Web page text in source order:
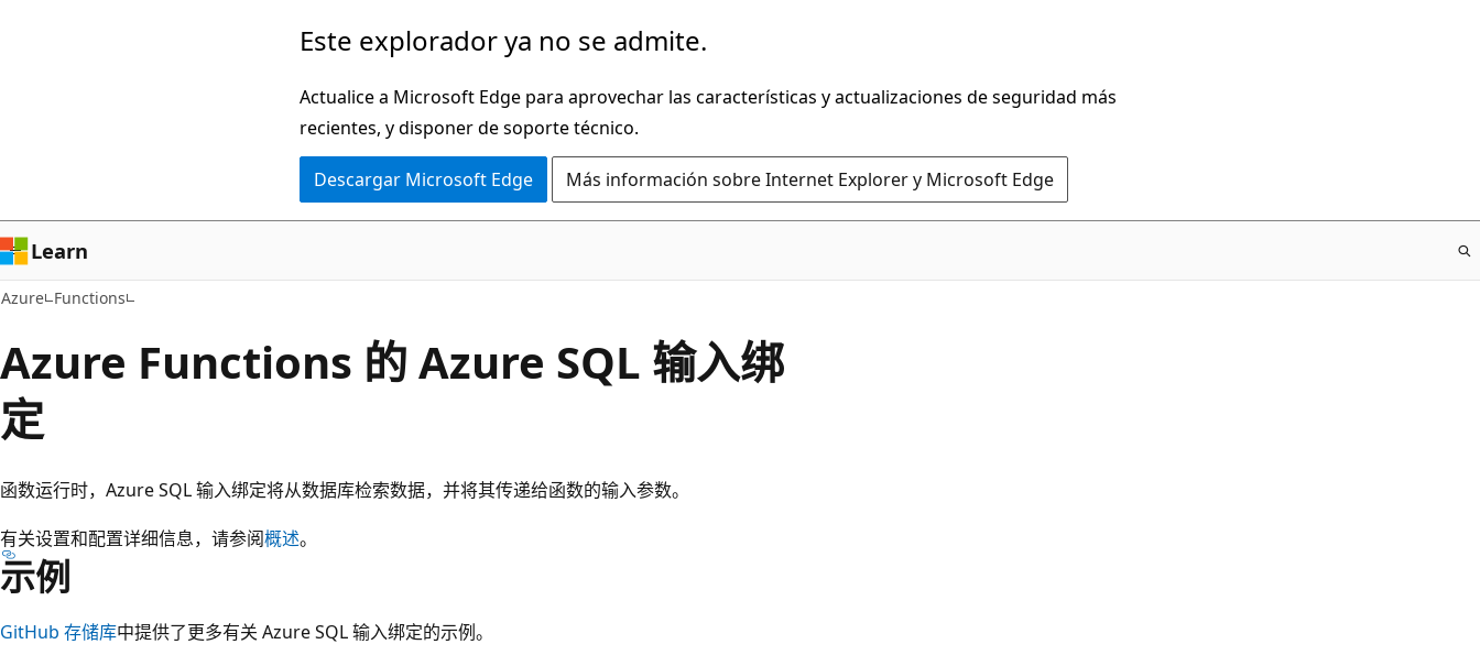
Este explorador ya no se admite.
Actualice a Microsoft Edge para aprovechar las características y actualizaciones de seguridad más
recientes, y disponer de soporte técnico.
Descargar Microsoft Edge Más información sobre Internet Explorer y Microsoft Edge
Learn
Azure Functions
Azure Functions 的 Azure SQL 输入绑
定
函数运行时，Azure SQL 输入绑定将从数据库检索数据，并将其传递给函数的输入参数。
有关设置和配置详细信息，请参阅概述。
示例
GitHub 存储库中提供了更多有关 Azure SQL 输入绑定的示例。